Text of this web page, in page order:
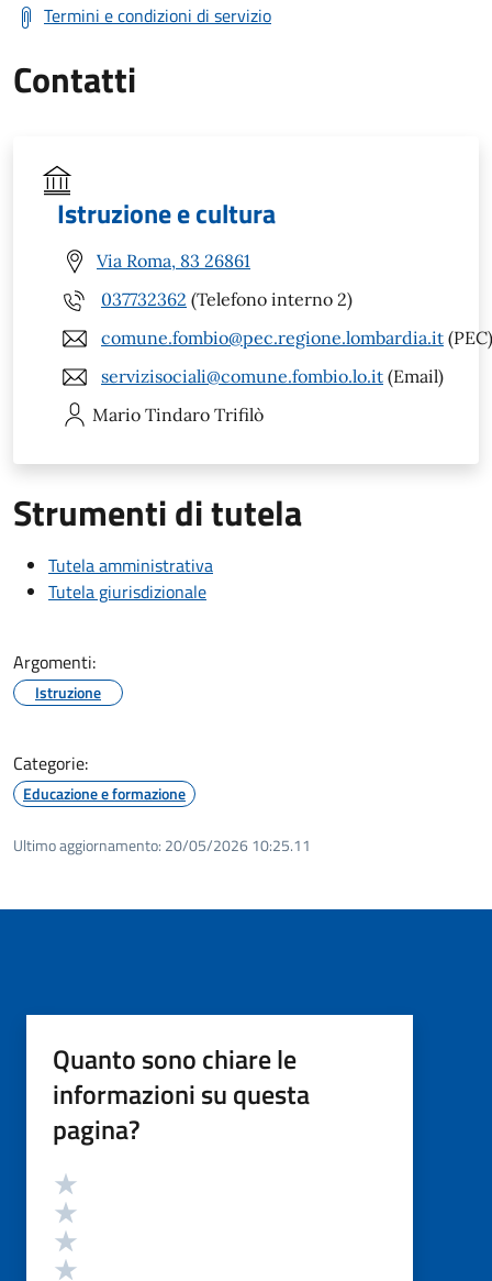
Termini e condizioni di servizio
Contatti
Istruzione e cultura
Via Roma, 83 26861
037732362 (Telefono interno 2)
comune.fombio@pec.regione.lombardia.it (PEC)
servizisociali@comune.fombio.lo.it (Email)
Mario Tindaro Trifilò
Strumenti di tutela
Tutela amministrativa
Tutela giurisdizionale
Argomenti:
Istruzione
Categorie:
Educazione e formazione
Ultimo aggiornamento: 20/05/2026 10:25.11
Quanto sono chiare le
informazioni su questa
pagina?
Valutazione